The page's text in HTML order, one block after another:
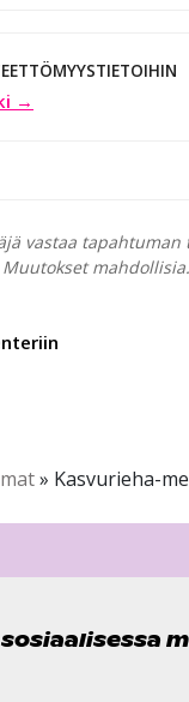
→
vastaa tapahtuman
mahdollisia.
» Kasvurieha-